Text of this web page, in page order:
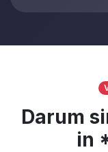
Darum
in